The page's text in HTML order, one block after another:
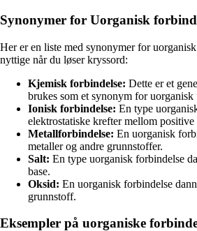
Synonymer for Uorganisk
Her er en liste med synonymer for
nyttige når du løser kryssord:
Kjemisk forbindelse: Dette er et
brukes som et synonym for uorganisk
Ionisk forbindelse: En type
elektrostatiske krefter mellom positive
Metallforbindelse: En uorganisk
metaller og andre grunnstoffer.
Salt: En type uorganisk forbindelse
base.
Oksid: En uorganisk forbindelse
grunnstoff.
Eksempler på uorganiske